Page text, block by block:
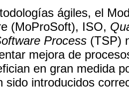
ágiles, el
(MoProSoft), ISO,
Process (TSP)
mejora de
en gran medida
sido introducidos